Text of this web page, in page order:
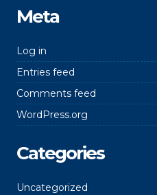
Meta
Log in
Entries feed
Comments feed
WordPress.org
Categories
Uncategorized